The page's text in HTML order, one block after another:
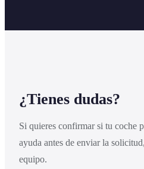
¿Tienes dudas?
Si quieres confirmar si tu coche
ayuda antes de enviar la
equipo.